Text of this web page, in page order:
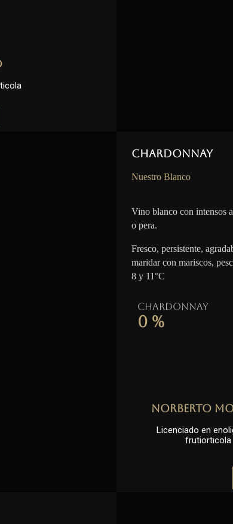
Chardonnay
Nuestro Blanco
Vino blanco con intensos
o pera.
Fresco, persistente,
maridar con mariscos,
8 y 11°C
Chardonnay
0 %
Norberto
Licenciado en
frutiorticola